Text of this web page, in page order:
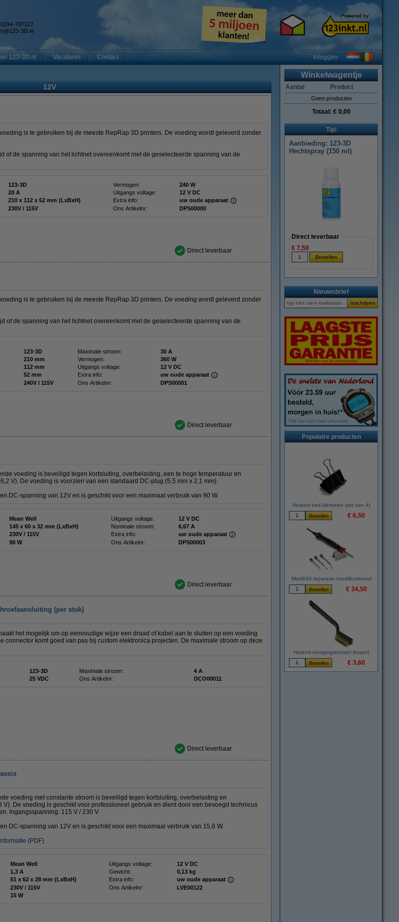
787127
3D.nl
123-3D.nl Vacatures Contact Inloggen
12V
is te gebruiken bij de meeste RepRap 3D printers. De voeding wordt geleverd zonder
of de spanning van het lichtnet overeenkomt met de geselecteerde spanning van de
123-3D Vermogen:
240 W
20 A Uitgangs voltage:
12 V DC
210 x 112 x 52 mm (LxBxH) Extra info:
uw oude apparaat
230V / 115V Ons Artikelnr: DPS00000
Direct leverbaar
is te gebruiken bij de meeste RepRap 3D printers. De voeding wordt geleverd zonder
of de spanning van het lichtnet overeenkomt met de geselecteerde spanning van de
123-3D Maximale stroom:
30 A
210 mm Vermogen:
360 W
112 mm Uitgangs voltage:
12 V DC
52 mm Extra info:
uw oude apparaat
240V / 115V Ons Artikelnr: DPS00001
Direct leverbaar
voeding is beveiligd tegen kortsluiting, overbelasting, een te hoge temperatuur en
V). De voeding is voorzien van een standaard DC-plug (5,5 mm x 2,1 mm).
DC-spanning van 12V en is geschikt voor een maximaal verbruik van 90 W.
Mean Well Uitgangs voltage:
12 V DC
145 x 60 x 32 mm (LxBxH) Nominale stroom:
6,67 A
230V / 115V Extra info:
uw oude apparaat
90 W Ons Artikelnr: DPS00003
Direct leverbaar
(per stuk)
het mogelijk om op eenvoudige wijze een draad of kabel aan te sluiten op een voeding
connector komt goed van pas bij custom elektronica projecten. De maximale stroom op deze
123-3D Maximale stroom:
4 A
25 VDC Ons Artikelnr: DCO00011
Direct leverbaar
voeding met constante stroom is beveiligd tegen kortsluiting, overbelasting en
V). De voeding is geschikt voor professioneel gebruik en dient door een bevoegd technicus
Ingangsspanning: 115 V / 230 V
DC-spanning van 12V en is geschikt voor een maximaal verbruik van 15,6 W.
(PDF)
Mean Well Uitgangs voltage:
12 V DC
1,3 A Gewicht:
0,13 kg
51 x 62 x 28 mm (LxBxH) Extra info:
uw oude apparaat
230V / 115V Ons Artikelnr:
LVE00122
15 W
Winkelwagentje
Aantal Product
Geen producten
Totaal: € 0,00
Tip!
Aanbieding: 123-3D
Hechtspray (150 ml)
Direct leverbaar
€ 7,50
Nieuwsbrief
Populaire producten
Heated bed klemmen (set van 4)
€ 6,50
Modifi3d reparatie-/modificatietool
€ 34,50
Hotend reinigingsborstel (koper)
€ 3,60